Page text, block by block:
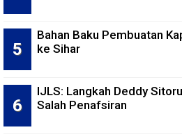
Bahan Baku Pembuatan
ke Sihar
IJLS: Langkah Deddy
Salah Penafsiran